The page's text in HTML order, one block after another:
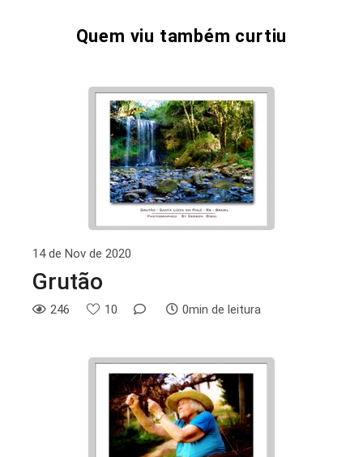
Quem viu também curtiu
14 de Nov de 2020
Grutão
246 10 0min de leitura